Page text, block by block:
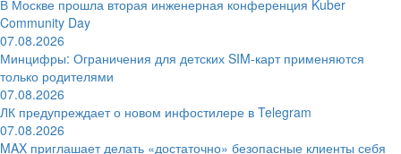
В Москве прошла вторая инженерная конференция Kuber
Community Day
07.08.2026
Минцифры: Ограничения для детских SIM-карт применяются
только родителями
07.08.2026
ЛК предупреждает о новом инфостилере в Telegram
07.08.2026
MAX приглашает делать «достаточно» безопасные клиенты себя